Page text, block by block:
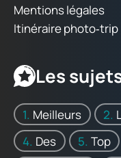
Mentions légales
Itinéraire photo‑trip
Les
Meilleurs
Des
Top